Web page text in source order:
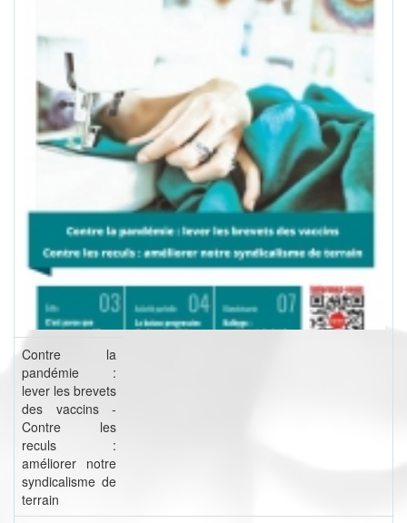
Contre la
pandémie :
lever les brevets
des vaccins -
Contre les
reculs :
améliorer notre
syndicalisme de
terrain